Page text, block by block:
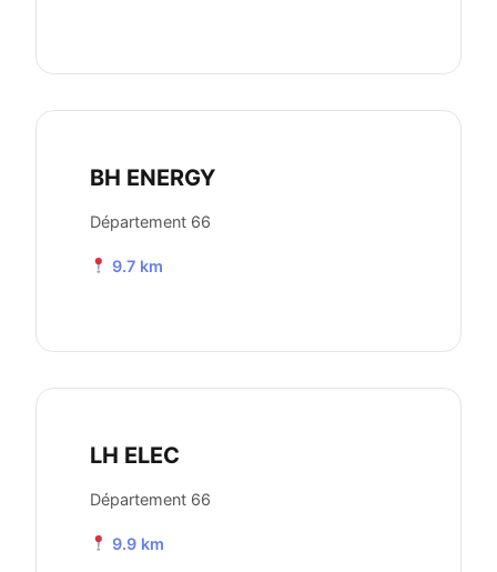
BH ENERGY
Département 66
9.7 km
LH ELEC
Département 66
9.9 km